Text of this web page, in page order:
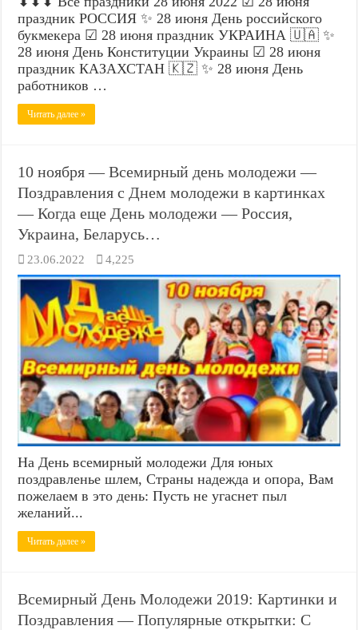
праздник РОССИЯ ✨ 28 июня День российского
букмекера ☑ 28 июня праздник УКРАИНА 🇺🇦 ✨
28 июня День Конституции Украины ☑ 28 июня
праздник КАЗАХСТАН 🇰🇿 ✨ 28 июня День
работников …
Читать далее »
10 ноября — Всемирный день молодежи —
Поздравления с Днем молодежи в картинках
— Когда еще День молодежи — Россия,
Украина, Беларусь…
23.06.2022 4,225
На День всемирный молодежи Для юных
поздравленье шлем, Страны надежда и опора, Вам
пожелаем в это день: Пусть не угаснет пыл
желаний...
Читать далее »
Всемирный День Молодежи 2019: Картинки и
Поздравления — Популярные открытки: С